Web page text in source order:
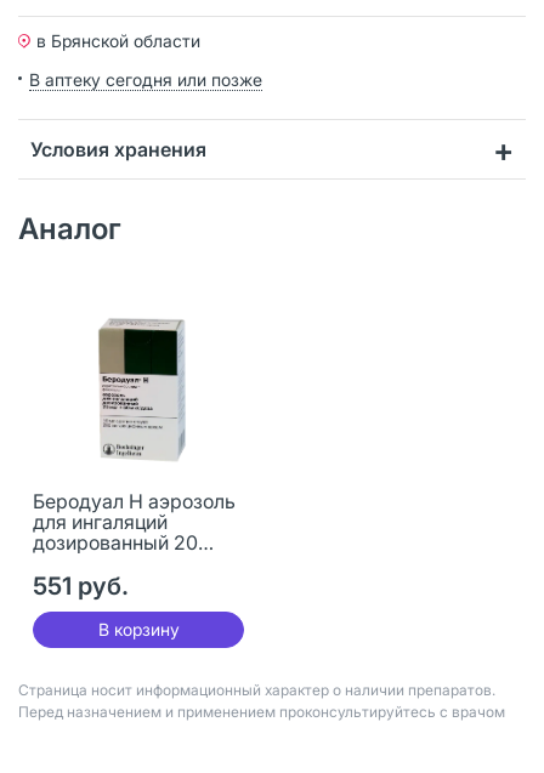
в Брянской области
В аптеку сегодня или позже
Условия хранения
Аналог
Беродуал Н аэрозоль
для ингаляций
дозированный 20
доз 10 мл 1 шт
551 руб.
В корзину
Страница носит информационный характер о наличии препаратов.
Перед назначением и применением проконсультируйтесь с врачом